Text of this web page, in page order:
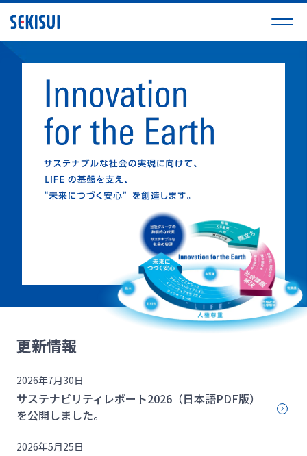
更新情報
2026年7月30日
サステナビリティレポート2026（日本語PDF版）
を公開しました。
2026年5月25日